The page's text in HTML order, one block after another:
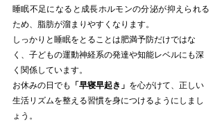
睡眠不足になると成長ホルモンの分泌が抑えられる
ため、脂肪が溜まりやすくなります。
しっかりと睡眠をとることは肥満予防だけではな
く、子どもの運動神経系の発達や知能レベルにも深
く関係しています。
お休みの日でも
「早寝早起き」 を心がけて、正しい
生活リズムを整える習慣を身につけるようにしまし
ょう。